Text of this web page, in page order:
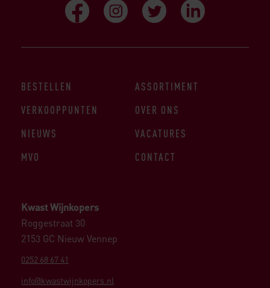
Kwast Wijnkopers
Roggestraat 30
2153 GC Nieuw Vennep
0252 68 67 41
info@kwastwijnkopers.nl
BESTELLEN
ASSORTIMENT
VERKOOPPUNTEN
OVER ONS
NIEUWS
VACATURES
MVO
CONTACT